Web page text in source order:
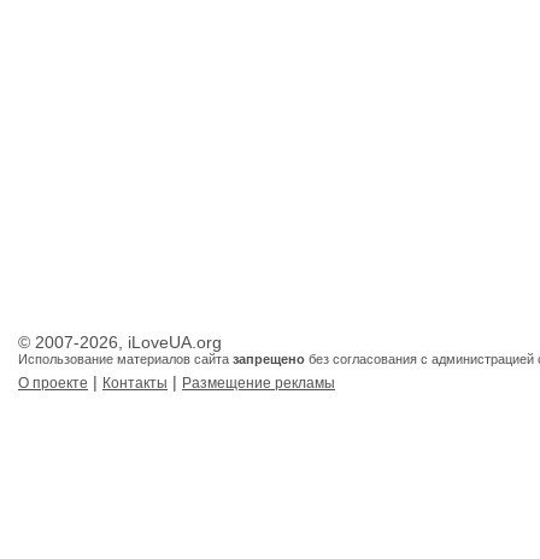
© 2007-2026, iLoveUA.org
Использование материалов сайта запрещено без согласования с администрацией
О проекте | Контакты | Размещение рекламы